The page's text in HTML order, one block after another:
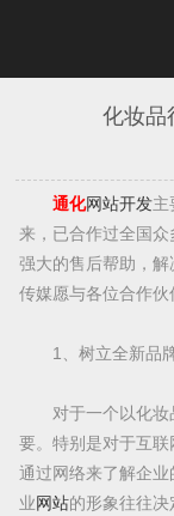
化妆品
通化网站开发主
来，已合作过全国众
强大的售后帮助，
传媒愿与各位合作伙
1、树立全新品
对于一个以化妆
要。特别是对于互
通过网络来了解企业
业网站的形象往往决